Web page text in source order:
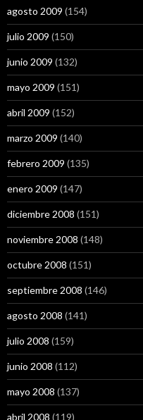
agosto 2009 (154)
julio 2009 (150)
junio 2009 (132)
mayo 2009 (151)
abril 2009 (152)
marzo 2009 (140)
febrero 2009 (135)
enero 2009 (147)
diciembre 2008 (151)
noviembre 2008 (148)
octubre 2008 (151)
septiembre 2008 (146)
agosto 2008 (141)
julio 2008 (159)
junio 2008 (112)
mayo 2008 (137)
abril 2008 (119)